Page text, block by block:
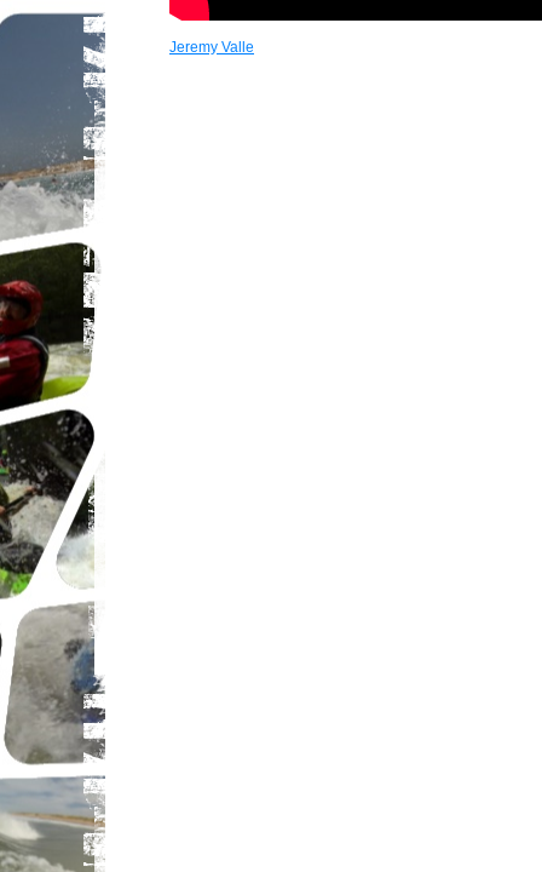
Jeremy Valle